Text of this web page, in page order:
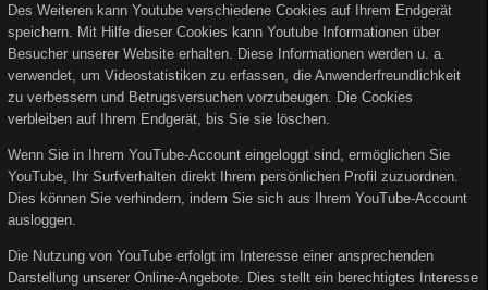
Des Weiteren kann Youtube verschiedene Cookies auf Ihrem Endgerät
speichern. Mit Hilfe dieser Cookies kann Youtube Informationen über
Besucher unserer Website erhalten. Diese Informationen werden u. a.
verwendet, um Videostatistiken zu erfassen, die Anwenderfreundlichkeit
zu verbessern und Betrugsversuchen vorzubeugen. Die Cookies
verbleiben auf Ihrem Endgerät, bis Sie sie löschen.
Wenn Sie in Ihrem YouTube-Account eingeloggt sind, ermöglichen Sie
YouTube, Ihr Surfverhalten direkt Ihrem persönlichen Profil zuzuordnen.
Dies können Sie verhindern, indem Sie sich aus Ihrem YouTube-Account
ausloggen.
Die Nutzung von YouTube erfolgt im Interesse einer ansprechenden
Darstellung unserer Online-Angebote. Dies stellt ein berechtigtes Interesse